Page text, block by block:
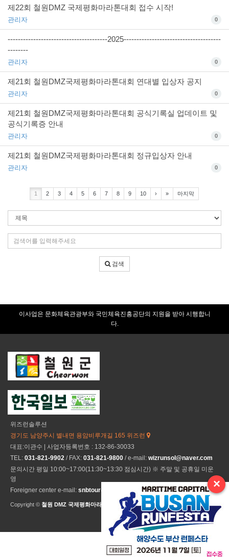
제22회 철원DMZ 국제평화마라톤대회 접수 시작!
관리자 0
---------------------------------------2025--------------------------------------
--------
관리자 0
제21회 철원DMZ국제평화마라톤대회 연대별 입상자 공지
관리자 0
제21회 철원DMZ국제평화마라톤대회 공식기록실 업데이트 및
공식기록증 안내
관리자 0
제21회 철원DMZ국제평화마라톤대회 정규입상자 안내
관리자 0
1 2 3 4 5 6 7 8 9 10 › » 마지막
색
조
색
어
입
검색
이사업은 문화체육관광부와 국민체육진흥공단의 지원을 받아 시행합니
다.
위즈런솔루션
경기도 남양주시 별내면 용암비루개길 165 위즈런
대표:이관수 | 사업자등록번호 : 132-86-30033
TEL: 031-821-9902 / FAX: 031-821-9800 / e-mail: wizrunsol@naver.com
문의시간 평일 10:00~17:00(11:30~13:30 점심시간) ※ 주말 및 공휴일 미운
영
Foreigner center e-mail: snbtour@naver.com
Copyright © 철원 DMZ 국제평화마라톤 All Rights Reseved.
×